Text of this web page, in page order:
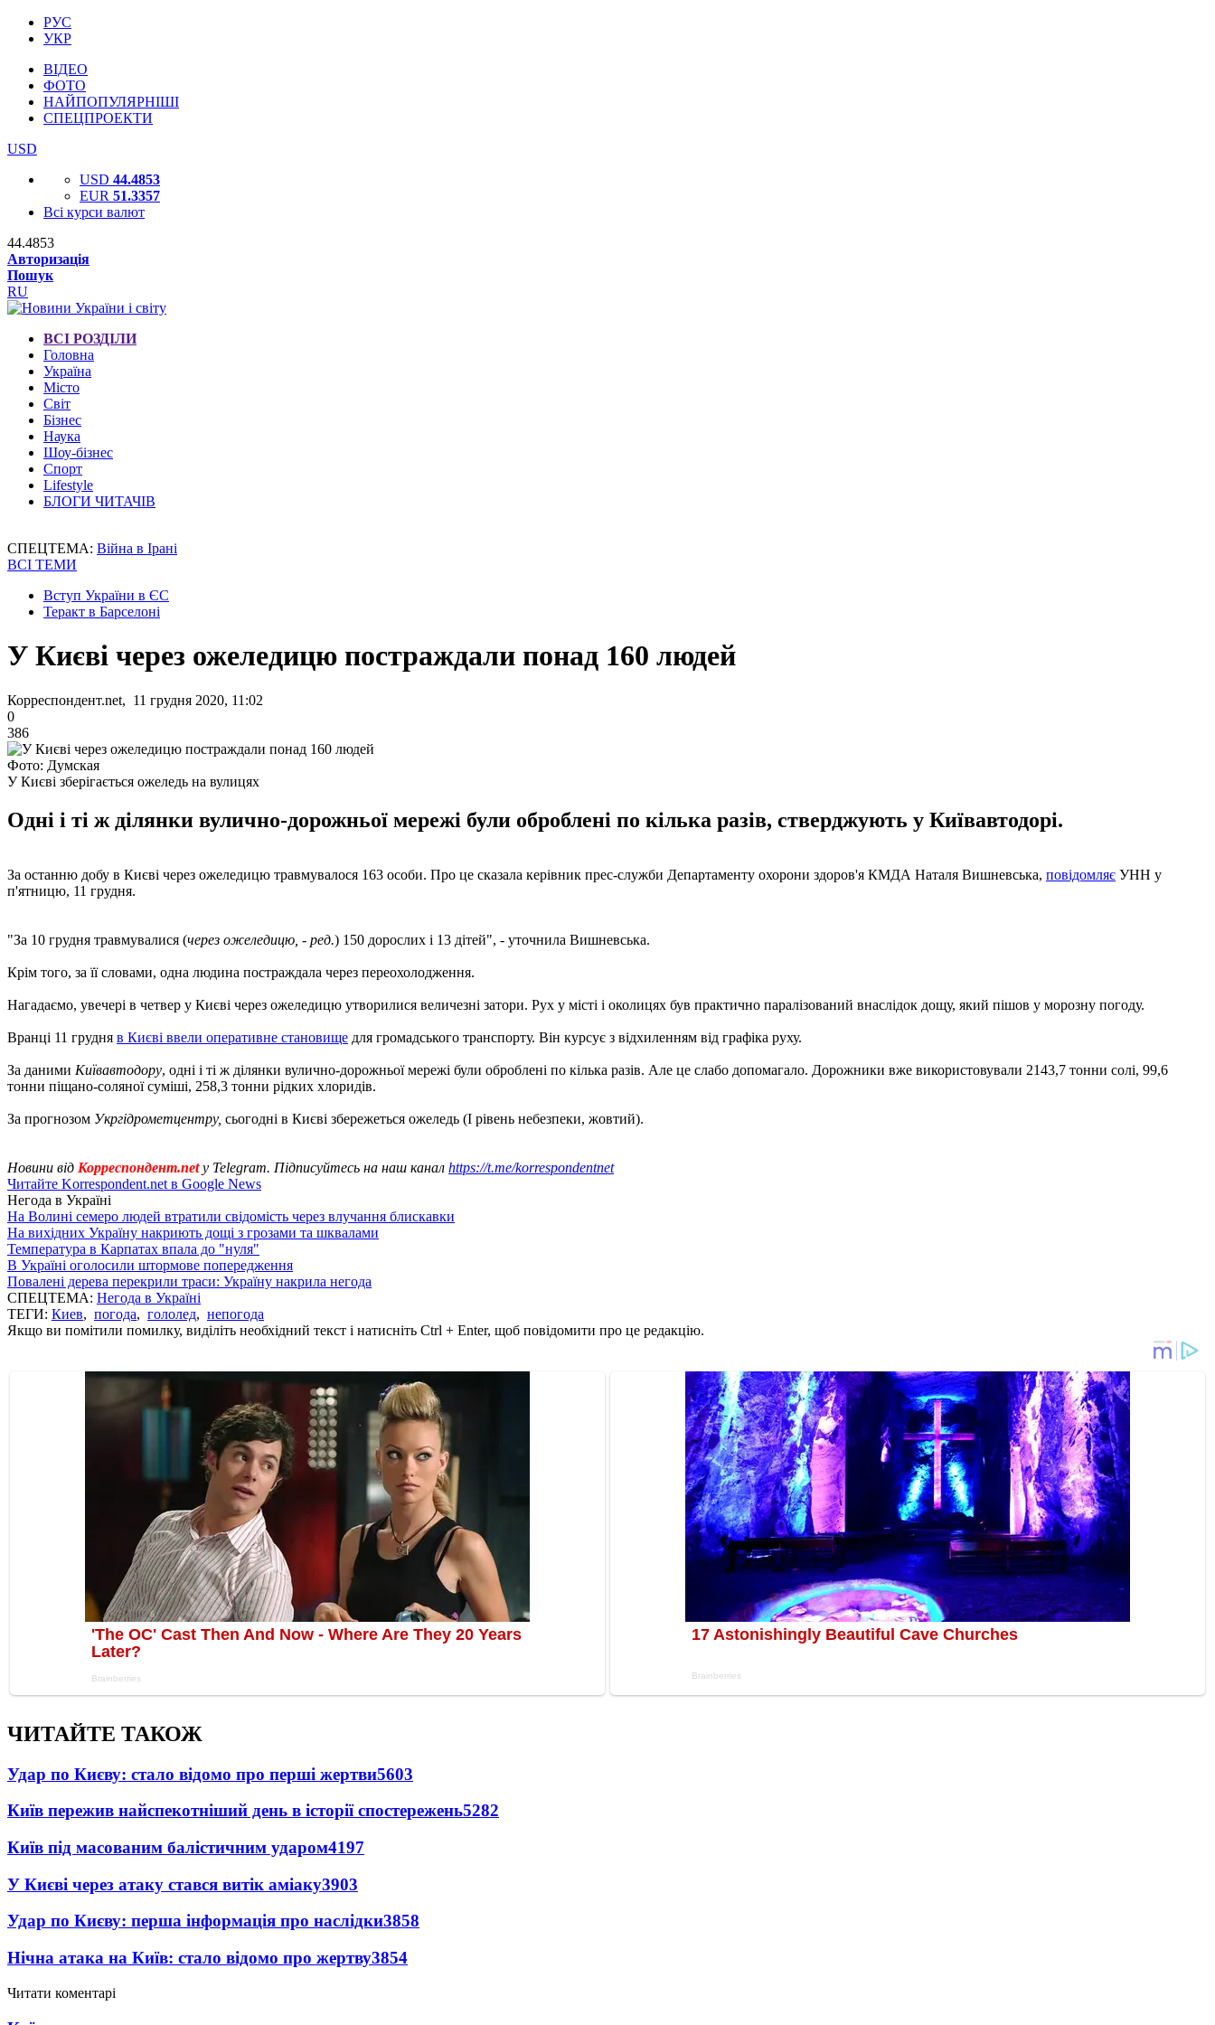
РУС
УКР
ВІДЕО
ФОТО
НАЙПОПУЛЯРНІШІ
СПЕЦПРОЕКТИ
USD
USD 44.4853
EUR 51.3357
Всі курси валют
44.4853
Авторизація
Пошук
RU
ВСІ РОЗДІЛИ
Головна
Україна
Місто
Світ
Бізнес
Наука
Шоу-бізнес
Спорт
Lifestyle
БЛОГИ ЧИТАЧІВ
СПЕЦТЕМА: Війна в Ірані
ВСІ ТЕМИ
Вступ України в ЄС
Теракт в Барселоні
У Києві через ожеледицю постраждали понад 160 людей
Корреспондент.net, 11 грудня 2020, 11:02
0
386
Фото: Думская
У Києві зберігається ожеледь на вулицях
Одні і ті ж ділянки вулично-дорожньої мережі були оброблені по кілька разів, стверджують у Київавтодорі.
За останню добу в Києві через ожеледицю травмувалося 163 особи. Про це сказала керівник прес-служби Департаменту охорони здоров'я КМДА Наталя Вишневська, повідомляє УНН у
п'ятницю, 11 грудня.
"За 10 грудня травмувалися (через ожеледицю, - ред.) 150 дорослих і 13 дітей", - уточнила Вишневська.
Крім того, за її словами, одна людина постраждала через переохолодження.
Нагадаємо, увечері в четвер у Києві через ожеледицю утворилися величезні затори. Рух у місті і околицях був практично паралізований внаслідок дощу, який пішов у морозну погоду.
Вранці 11 грудня в Києві ввели оперативне становище для громадського транспорту. Він курсує з відхиленням від графіка руху.
За даними Київавтодору, одні і ті ж ділянки вулично-дорожньої мережі були оброблені по кілька разів. Але це слабо допомагало. Дорожники вже використовували 2143,7 тонни солі, 99,6
тонни піщано-соляної суміші, 258,3 тонни рідких хлоридів.
За прогнозом Укргідрометцентру, сьогодні в Києві збережеться ожеледь (І рівень небезпеки, жовтий).
Новини від Корреспондент.netу Telegram. Підписуйтесь на наш канал https://t.me/korrespondentnet
Читайте Korrespondent.net в Google News
Негода в Україні
На Волині семеро людей втратили свідомість через влучання блискавки
На вихідних Україну накриють дощі з грозами та шквалами
Температура в Карпатах впала до "нуля"
В Україні оголосили штормове попередження
Повалені дерева перекрили траси: Україну накрила негода
СПЕЦТЕМА: Негода в Україні
ТЕГИ: Киев, погода, гололед, непогода
Якщо ви помітили помилку, виділіть необхідний текст і натисніть Ctrl + Enter, щоб повідомити про це редакцію.
ЧИТАЙТЕ ТАКОЖ
Удар по Києву: стало відомо про перші жертви5603
Київ пережив найспекотніший день в історії спостережень5282
Київ під масованим балістичним ударом4197
У Києві через атаку стався витік аміаку3903
Удар по Києву: перша інформація про наслідки3858
Нічна атака на Київ: стало відомо про жертву3854
Читати коментарі